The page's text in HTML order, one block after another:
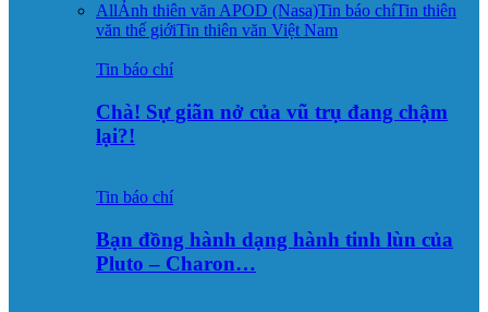
AllẢnh thiên văn APOD (Nasa)Tin báo chíTin thiên
văn thế giớiTin thiên văn Việt Nam
Tin báo chí
Chà! Sự giãn nở của vũ trụ đang chậm
lại?!
Tin báo chí
Bạn đồng hành dạng hành tinh lùn của
Pluto – Charon…